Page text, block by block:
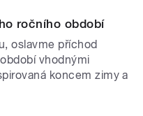
ročního období
oslavme příchod
vhodnými
koncem zimy a